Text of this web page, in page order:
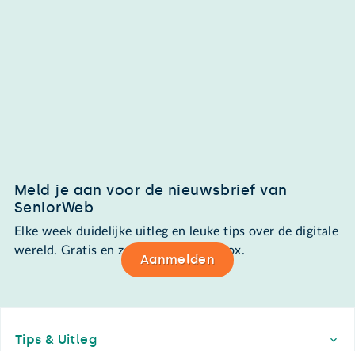
Meld je aan voor de nieuwsbrief van
SeniorWeb
Elke week duidelijke uitleg en leuke tips over de digitale
wereld. Gratis en zomaar in de mailbox.
Aanmelden
Tips & Uitleg